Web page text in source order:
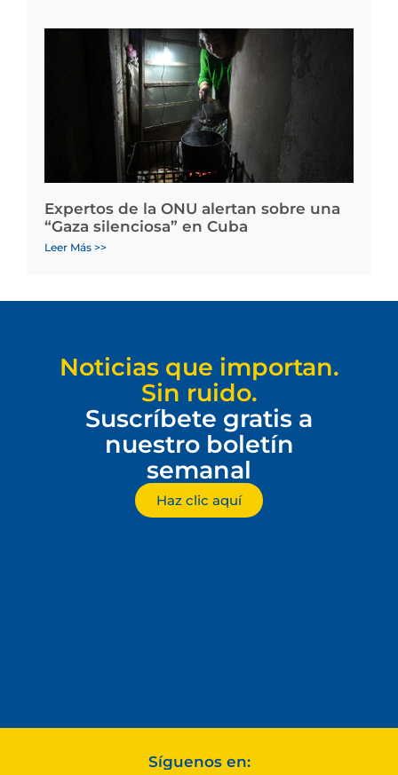
Expertos de la ONU alertan sobre una
“Gaza silenciosa” en Cuba
Leer Más >>
Noticias que importan.
Sin ruido.
Suscríbete gratis a
nuestro boletín
semanal
Haz clic aquí
Síguenos en: